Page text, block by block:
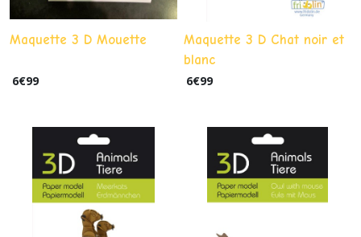
Maquette 3 D Mouette
6€99
Maquette 3 D Chat noir et
blanc
6€99